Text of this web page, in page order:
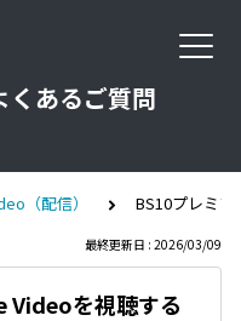
あるご質問
（配信） BS10プレミ
最終更新日 : 2026/03/09
Videoを視聴する